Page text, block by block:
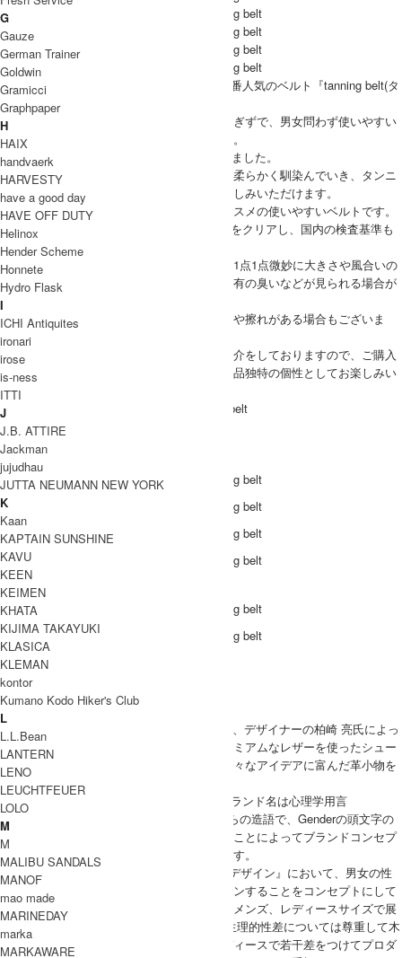
Hender Scheme(エンダースキーマ)より、定番人気のベルト『tanning belt(タ
ンニングベルト)』
幅はミディアム幅で、全長も長すぎず、短すぎずで、男女問わず使いやすい
シンプルなデザインは様々なスタイルに対応。
2022S/Aシーズンより、カウレザーに変わりました。
程よい厚みとハリ感があり、使い込むほどに柔らかく馴染んでいき、タンニ
ン鞣し特有の艶が出てきてエイジングをお楽しみいただけます。
使う人を選ばないので、プレゼントにもオススメの使いやすいベルトです。
※こちらの商品はHender Schemeの品質基準をクリアし、国内の検査基準も
満たした商品でございます。
革本来の独特な風合いを活かしているため、1点1点微妙に大きさや風合いの
異なり、色ムラや血筋、生前の傷、革製品特有の臭いなどが見られる場合が
ございます。
また製造時にやむをえず発生する細かなキズや擦れがある場合もございま
す。
上記につきましては良品との理解の上、ご紹介をしておりますので、ご購入
の際は、予めご了承をいただきまして、革製品独特の個性としてお楽しみい
ただけますと幸いです。
Hender Scheme(エンダースキーマ) tanning belt
COODINATE
DETAIL
ブランド紹介
Hender Scheme
Hender Scheme(エンダースキーマ)は2010年、デザイナーの柏崎 亮氏によっ
て設立された日本のシューズブランド。プレミアムなレザーを使ったシュー
ズの他、バッグや財布、名刺入れ、他にも様々なアイデアに富んだ革小物を
展開しています。
Hender Scheme(エンダースキーマ)というブランド名は心理学用言
『GenderSchema(ジェンダースキーマ)』からの造語で、Genderの頭文字の
Ｇをアルファベット順に一つ超えたＨにすることによってブランドコンセプ
トの『ジェンダーを超える』を表現しています。
また、社会的性差(gender)の分野に属する『デザイン』において、男女の性
差にとらわれずgenderを超えて自由にデザインすることをコンセプトにして
おり、そのため、すべてのデザインにおいてメンズ、レディースサイズで展
開。 一方、骨格の差や肉の付き方などの生理的性差については尊重して木
型やカットの深さなどにおいて、メンズレディースで若干差をつけてプロダ
G
Gauze
German Trainer
Goldwin
Gramicci
Graphpaper
H
HAIX
handvaerk
HARVESTY
have a good day
HAVE OFF DUTY
Helinox
Hender Scheme
Honnete
Hydro Flask
I
ICHI Antiquites
ironari
irose
is-ness
ITTI
J
J.B. ATTIRE
Jackman
jujudhau
JUTTA NEUMANN NEW YORK
K
Kaan
KAPTAIN SUNSHINE
KAVU
KEEN
KEIMEN
KHATA
KIJIMA TAKAYUKI
KLASICA
KLEMAN
kontor
Kumano Kodo Hiker's Club
L
L.L.Bean
LANTERN
LENO
LEUCHTFEUER
LOLO
M
M
MALIBU SANDALS
MANOF
mao made
MARINEDAY
marka
MARKAWARE